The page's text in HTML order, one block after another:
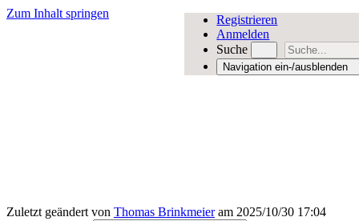
Zum Inhalt springen
Registrieren
Anmelden
Suche
Navigation ein-/ausblenden
Zuletzt geändert von Thomas Brinkmeieram 2025/10/30 17:04